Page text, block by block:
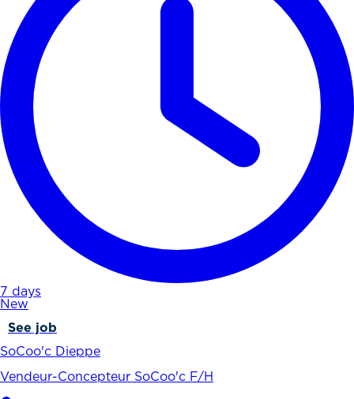
7 days
New
See job
SoCoo'c Dieppe
Vendeur-Concepteur SoCoo'c F/H